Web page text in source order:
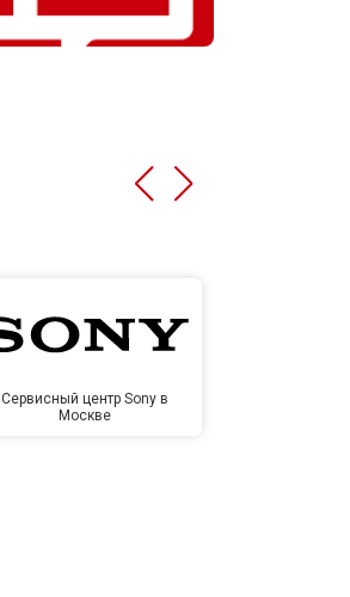
Сервисный центр Sony в
Москве